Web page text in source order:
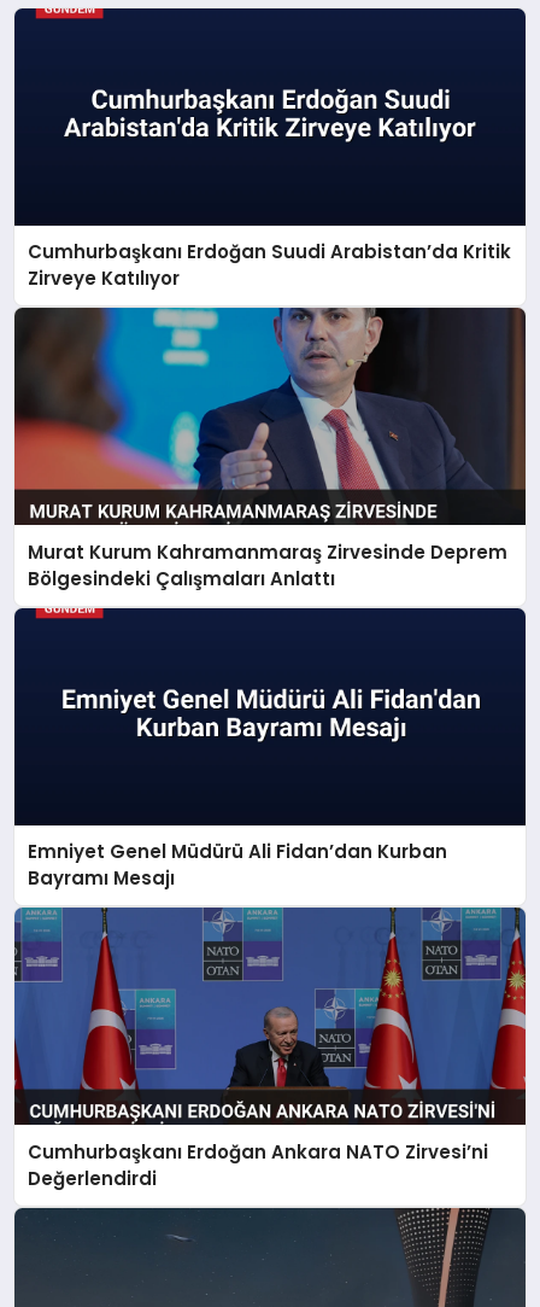
Cumhurbaşkanı Erdoğan Suudi Arabistan’da Kritik
Zirveye Katılıyor
Murat Kurum Kahramanmaraş Zirvesinde Deprem
Bölgesindeki Çalışmaları Anlattı
Emniyet Genel Müdürü Ali Fidan’dan Kurban
Bayramı Mesajı
Cumhurbaşkanı Erdoğan Ankara NATO Zirvesi’ni
Değerlendirdi